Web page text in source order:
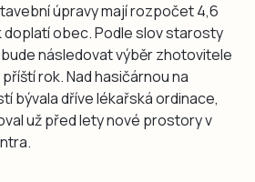
úpravy mají rozpočet 4,6
doplatí obec. Podle slov starosty
následovat výběr zhotovitele
rok. Nad hasičárnou na
bývala dříve lékařská ordinace,
už před lety nové prostory v